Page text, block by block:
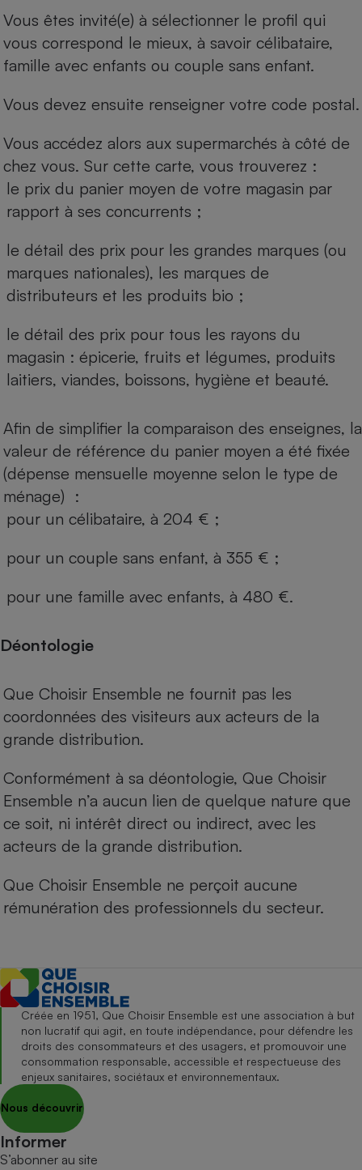
Vous êtes invité(e) à sélectionner le profil qui
vous correspond le mieux, à savoir célibataire,
famille avec enfants ou couple sans enfant.
Vous devez ensuite renseigner votre code postal.
Vous accédez alors aux supermarchés à côté de
chez vous. Sur cette carte, vous trouverez :
le prix du panier moyen de votre magasin par
rapport à ses concurrents ;
le détail des prix pour les grandes marques (ou
marques nationales), les marques de
distributeurs et les produits bio ;
le détail des prix pour tous les rayons du
magasin : épicerie, fruits et légumes, produits
laitiers, viandes, boissons, hygiène et beauté.
Afin de simplifier la comparaison des enseignes, la
valeur de référence du panier moyen a été fixée
(dépense mensuelle moyenne selon le type de
ménage) :
pour un célibataire, à 204 € ;
pour un couple sans enfant, à 355 € ;
pour une famille avec enfants, à 480 €.
Déontologie
Que Choisir Ensemble ne fournit pas les
coordonnées des visiteurs aux acteurs de la
grande distribution.
Conformément à sa déontologie, Que Choisir
Ensemble n’a aucun lien de quelque nature que
ce soit, ni intérêt direct ou indirect, avec les
acteurs de la grande distribution.
Que Choisir Ensemble ne perçoit aucune
rémunération des professionnels du secteur.
Créée en 1951, Que Choisir Ensemble est une association à but
non lucratif qui agit, en toute indépendance, pour défendre les
droits des consommateurs et des usagers, et promouvoir une
consommation responsable, accessible et respectueuse des
enjeux sanitaires, sociétaux et environnementaux.
Nous découvrir
Informer
S’abonner au site